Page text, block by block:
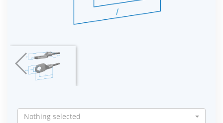
Nothing selected